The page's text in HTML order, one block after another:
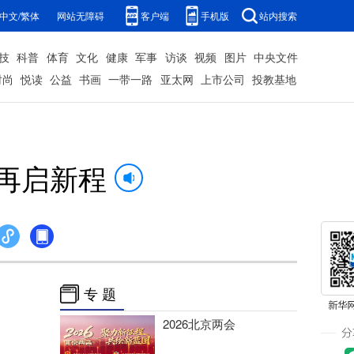
中文/繁体 网站无障碍 客户端 手机版 站内搜索
科普 体育 文化 健康 军事 访谈 视频 图片 中央文件
悦读 公益 书画 一带一路 亚太网 上市公司 投教基地
启新程
专 题
2026北京两会